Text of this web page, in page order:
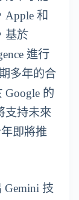
Apple 和
基於
進行
多年的合
的
支持未來
即將推
Gemini 技